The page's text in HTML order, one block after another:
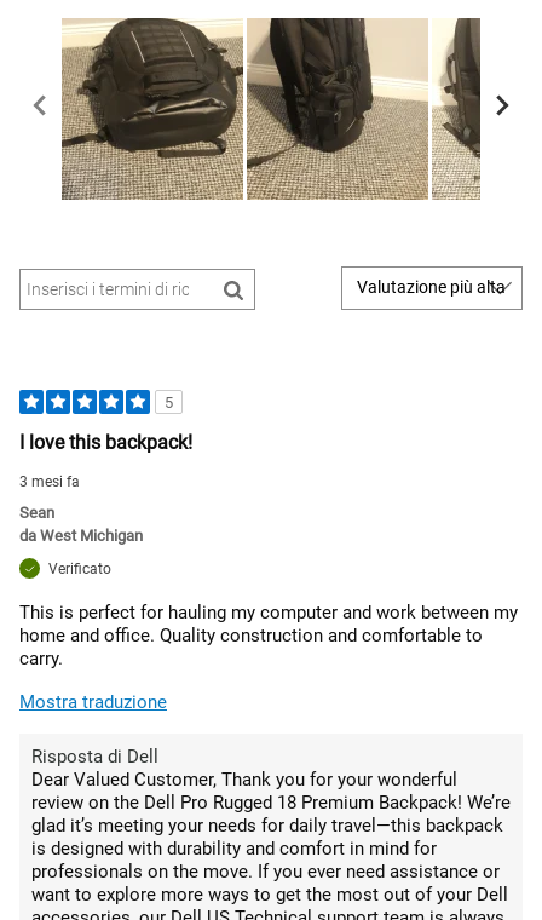
5
I love this backpack!
3 mesi fa
Sean
da West Michigan
Verificato
This is perfect for hauling my computer and work between my
home and office. Quality construction and comfortable to
carry.
Mostra traduzione
Risposta di Dell
Dear Valued Customer, Thank you for your wonderful
review on the Dell Pro Rugged 18 Premium Backpack! We’re
glad it’s meeting your needs for daily travel—this backpack
is designed with durability and comfort in mind for
professionals on the move. If you ever need assistance or
want to explore more ways to get the most out of your Dell